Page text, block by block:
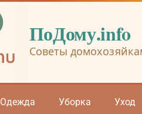
ПоДому.info
Советы
Одежда Уборка Уход